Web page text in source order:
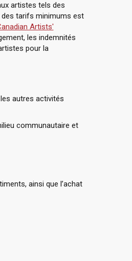
artistes tels des
tarifs minimums est
Artists'
les indemnités
pour la
autres activités
communautaire et
ainsi que l’achat